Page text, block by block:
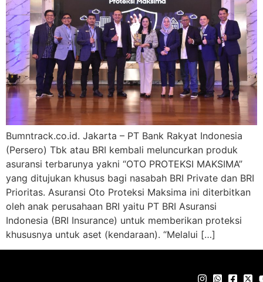
Bumntrack.co.id. Jakarta – PT Bank Rakyat Indonesia
(Persero) Tbk atau BRI kembali meluncurkan produk
asuransi terbarunya yakni “OTO PROTEKSI MAKSIMA”
yang ditujukan khusus bagi nasabah BRI Private dan BRI
Prioritas. Asuransi Oto Proteksi Maksima ini diterbitkan
oleh anak perusahaan BRI yaitu PT BRI Asuransi
Indonesia (BRI Insurance) untuk memberikan proteksi
khususnya untuk aset (kendaraan). “Melalui […]